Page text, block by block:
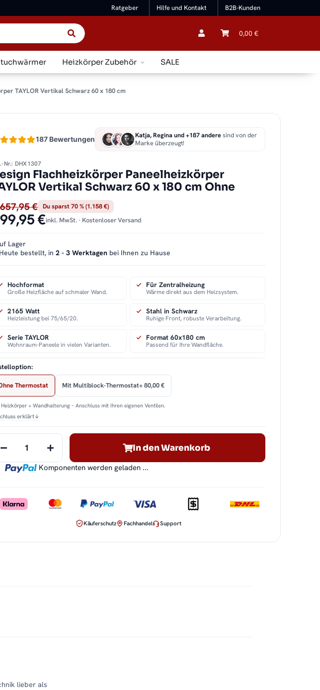
Ratgeber Hilfe und Kontakt B2B-Kunden
0,00 €
Heizkörper Zubehör SALE
TAYLOR Vertikal Schwarz 60 x 180 cm
187 Bewertungen Katja, Regina und +187 anderesind von der
Marke überzeugt!
Nr.: DHX1307
Flachheizkörper Paneelheizkörper
Vertikal Schwarz 60 x 180 cm Ohne
€ Du sparst 70 % (1.158 €)
€inkl. MwSt. · Kostenloser Versand
Lager
bestellt, in2 - 3 Werktagen bei Ihnen zu Hause
Hochformat
Große Heizfläche auf schmaler Wand.
Für Zentralheizung
Wärme direkt aus dem Heizsystem.
2165 Watt
Heizleistung bei 75/65/20.
Stahl in Schwarz
Ruhige Front, robuste Verarbeitung.
Serie TAYLOR
Wohnraum-Paneele in vielen Varianten.
Format 60x180 cm
Passend für Ihre Wandfläche.
Thermostat Mit Multiblock-Thermostat+ 80,00 €
Heizkörper + Wandhalterung – Anschluss mit Ihren eigenen Ventilen.
erklärt↓
In den Warenkorb
Komponenten werden geladen ...
Käuferschutz Fachhandel Support
lieber als